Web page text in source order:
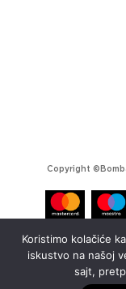
Copyright
Koristimo kolačiće
iskustvo na našoj
sajt,